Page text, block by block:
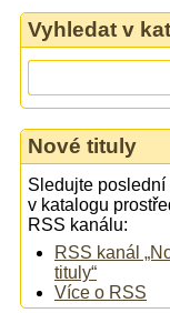
Vyhledat v
Nové tituly
Sledujte poslední
v katalogu
RSS kanálu:
RSS kanál
tituly“
Více o RSS